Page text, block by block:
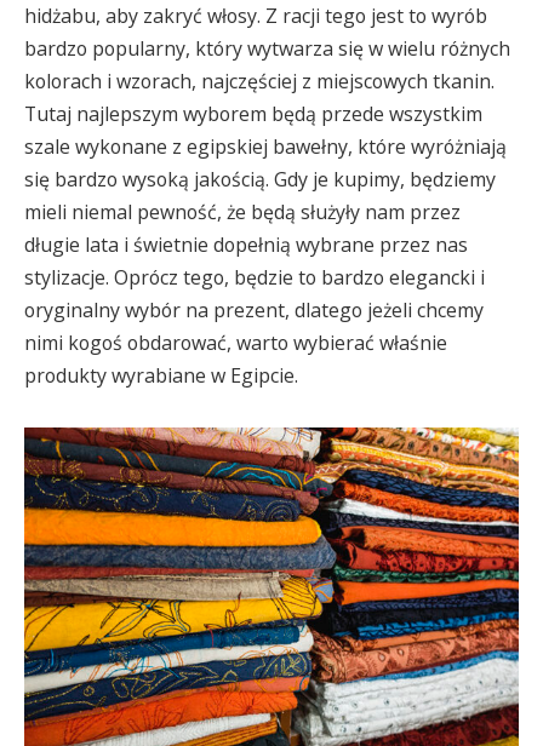
hidżabu, aby zakryć włosy. Z racji tego jest to wyrób
bardzo popularny, który wytwarza się w wielu różnych
kolorach i wzorach, najczęściej z miejscowych tkanin.
Tutaj najlepszym wyborem będą przede wszystkim
szale wykonane z egipskiej bawełny, które wyróżniają
się bardzo wysoką jakością. Gdy je kupimy, będziemy
mieli niemal pewność, że będą służyły nam przez
długie lata i świetnie dopełnią wybrane przez nas
stylizacje. Oprócz tego, będzie to bardzo elegancki i
oryginalny wybór na prezent, dlatego jeżeli chcemy
nimi kogoś obdarować, warto wybierać właśnie
produkty wyrabiane w Egipcie.